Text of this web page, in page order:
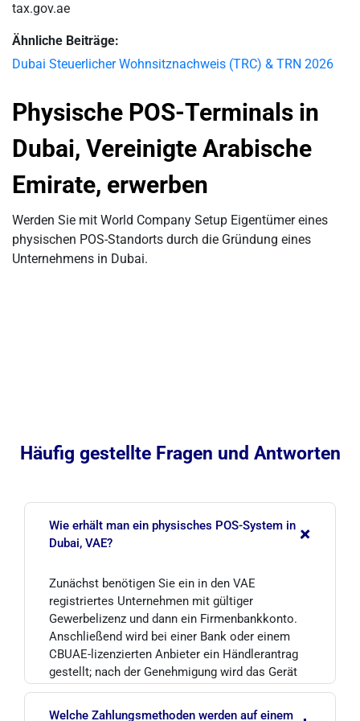
tax.gov.ae
Ähnliche Beiträge:
Dubai Steuerlicher Wohnsitznachweis (TRC) & TRN 2026
Physische POS-Terminals in
Dubai, Vereinigte Arabische
Emirate, erwerben
Werden Sie mit World Company Setup Eigentümer eines
physischen POS-Standorts durch die Gründung eines
Unternehmens in Dubai.
Häufig gestellte Fragen und Antworten
Wie erhält man ein physisches POS-System in
Dubai, VAE?
+
Zunächst benötigen Sie ein in den VAE
registriertes Unternehmen mit gültiger
Gewerbelizenz und dann ein Firmenbankkonto.
Anschließend wird bei einer Bank oder einem
CBUAE-lizenzierten Anbieter ein Händlerantrag
gestellt; nach der Genehmigung wird das Gerät
installiert und aktiviert.
Welche Zahlungsmethoden werden auf einem